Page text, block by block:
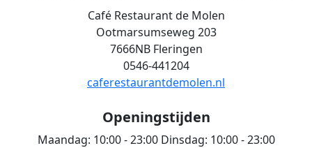
Café Restaurant de Molen
Ootmarsumseweg 203
7666NB Fleringen
0546-441204
caferestaurantdemolen.nl
Openingstijden
Maandag: 10:00 - 23:00Dinsdag: 10:00 - 23:00